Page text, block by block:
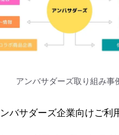
アンバサダーズ取り組み事
バサダーズ企業向けご利